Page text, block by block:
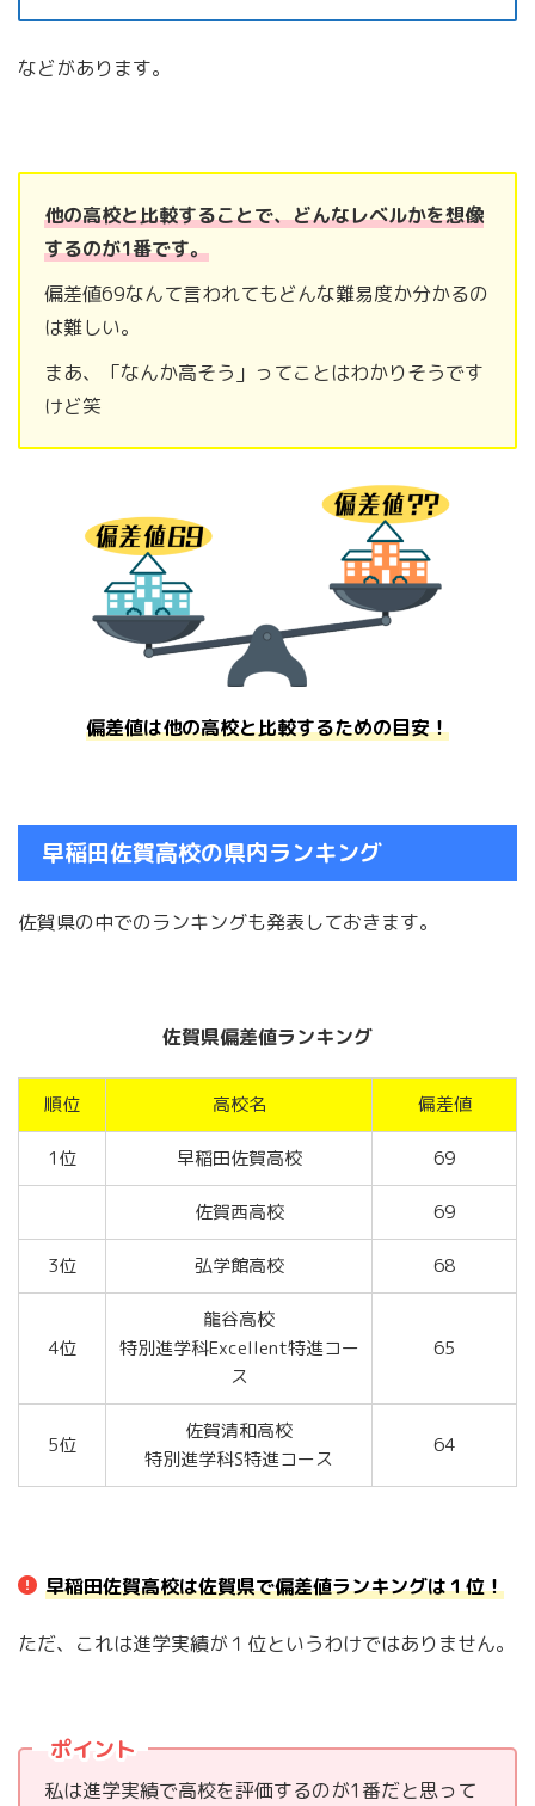
などがあります。
他の高校と比較することで、どんなレベルかを想像
するのが1番です。
偏差値69なんて言われてもどんな難易度か分かるの
は難しい。
まあ、「なんか高そう」ってことはわかりそうです
けど笑
偏差値は他の高校と比較するための目安！
早稲田佐賀高校の県内ランキング
佐賀県の中でのランキングも発表しておきます。
佐賀県偏差値ランキング
順位 高校名 偏差値
1位 早稲田佐賀高校 69
佐賀西高校 69
3位 弘学館高校 68
4位
龍谷高校
特別進学科Excellent特進コー
ス
65
5位
佐賀清和高校
特別進学科S特進コース
64
早稲田佐賀高校は佐賀県で偏差値ランキングは１位！
ただ、これは進学実績が１位というわけではありません。
ポイント
私は進学実績で高校を評価するのが1番だと思って